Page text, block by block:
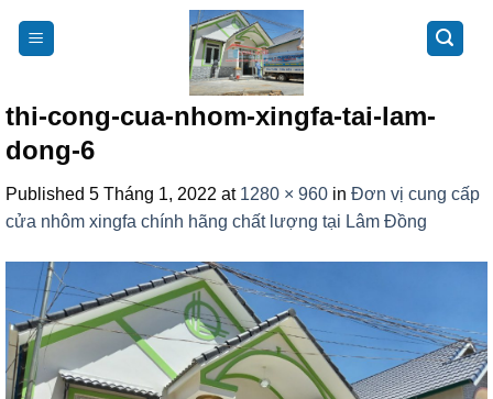
thi-cong-cua-nhom-xingfa-tai-lam-
dong-6
Published 5 Tháng 1, 2022 at 1280 × 960 in Đơn vị cung cấp
cửa nhôm xingfa chính hãng chất lượng tại Lâm Đồng